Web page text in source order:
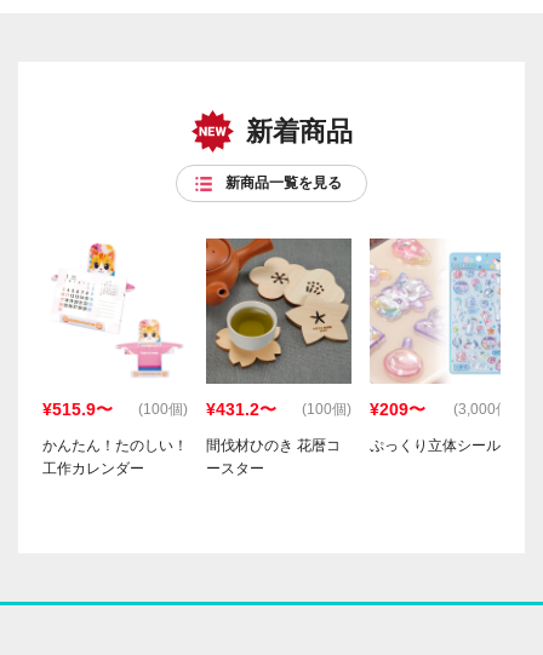
新着商品
新商品一覧を見る
¥515.9〜 (100個)
かんたん！たのしい！
工作カレンダー
¥431.2〜 (100個)
間伐材ひのき 花暦コ
ースター
¥209〜 (3,000個)
ぷっくり立体シール